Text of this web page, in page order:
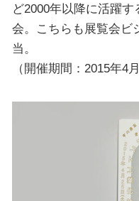
ど2000年以降に活躍
会。こちらも展覧会ビ
当。
（開催期間：2015年4